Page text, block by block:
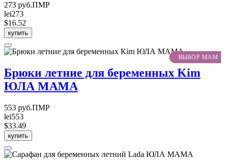
273 руб.ПМР
lei273
$16.52
купить
ВЫБОР МАМ
Брюки летние для беременных Kim
ЮЛА МАМА
553 руб.ПМР
lei553
$33.49
купить